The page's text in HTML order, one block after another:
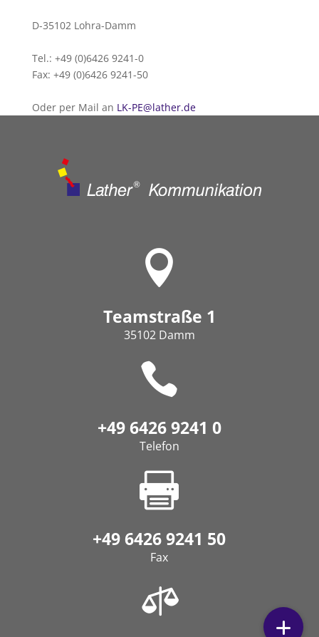
D-35102 Lohra-Damm
Tel.: +49 (0)6426 9241-0
Fax: +49 (0)6426 9241-50
Oder per Mail an LK-PE@lather.de

Teamstraße 1
35102 Damm

+49 6426 9241 0
Telefon

+49 6426 9241 50
Fax
